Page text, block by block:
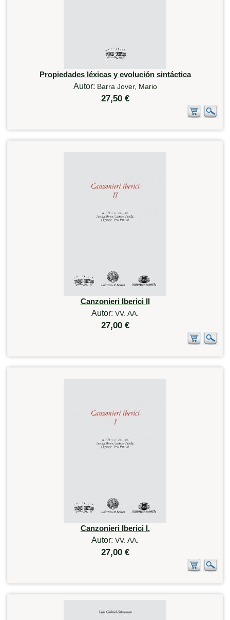
Propiedades léxicas y evolución sintáctica
Autor: Barra Jover, Mario
27,50 €
Canzonieri Iberici II
Autor: VV. AA.
27,00 €
Canzonieri Iberici I.
Autor: VV. AA.
27,00 €